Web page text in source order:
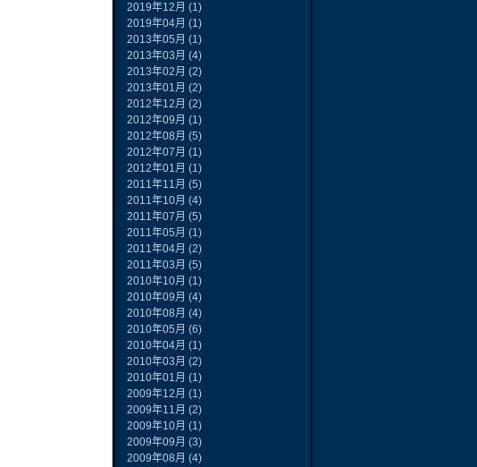
2019年12月 (1)
2019年04月 (1)
2013年05月 (1)
2013年03月 (4)
2013年02月 (2)
2013年01月 (2)
2012年12月 (2)
2012年09月 (1)
2012年08月 (5)
2012年07月 (1)
2012年01月 (1)
2011年11月 (5)
2011年10月 (4)
2011年07月 (5)
2011年05月 (1)
2011年04月 (2)
2011年03月 (5)
2010年10月 (1)
2010年09月 (4)
2010年08月 (4)
2010年05月 (6)
2010年04月 (1)
2010年03月 (2)
2010年01月 (1)
2009年12月 (1)
2009年11月 (2)
2009年10月 (1)
2009年09月 (3)
2009年08月 (4)